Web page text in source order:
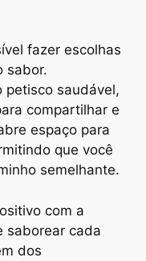
fazer escolhas
sabor.
petisco saudável,
compartilhar e
espaço para
que você
semelhante.
com a
saborear cada
dos